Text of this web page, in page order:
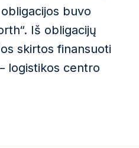
buvo
Iš obligacijų
skirtos finansuoti
logistikos centro